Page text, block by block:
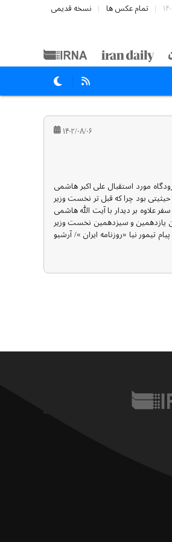
تمام عکس ها نسخه قدیمی
۱۴۰۲/۰۸/۰۶
به کشورمان سفر کرد. خانم بوتو در فرودگاه مورد استقبال علی اکبر هاشمی
بود چرا که قبل تر نخست وزیر
علاوه بر دیدار با آیت الله هاشمی
یازدهمین و سیزدهمین نخست وزیر
تروریستی انتحاری کشته شد./عکس ها از پیام تیمور نیا «روزنامه ایران »/ آرشیو